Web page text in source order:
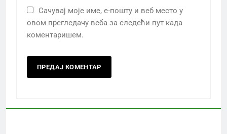
Сачувај моје име, е-пошту и веб место у
овом прегледачу веба за следећи пут када
коментаришем.